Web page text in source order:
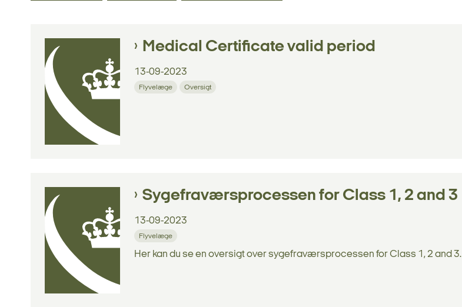
Medical Certificate valid period
13-09-2023
Flyvelæge Oversigt
Sygefraværsprocessen for Class 1, 2 and 3
13-09-2023
Flyvelæge
Her kan du se en oversigt over sygefraværsprocessen for Class 1, 2 and 3.